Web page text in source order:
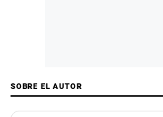
SOBRE EL AUTOR